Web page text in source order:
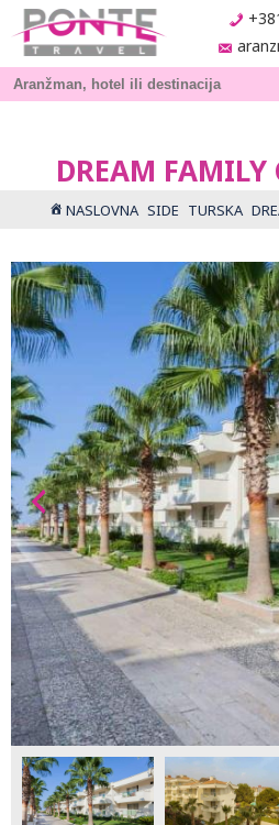
DREAM FAMILY
NASLOVNA SIDE TURSKA